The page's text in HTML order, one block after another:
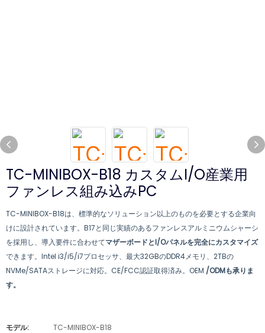
TC-MINIBOX-B18 カスタムI/O産業用
ファンレス組み込みPC
TC-MINIBOX-B18は、標準的なソリューション以上のものを必要とする企業向
けに設計されています。B17と同じ実績のあるファンレスアルミニウムシャーシ
を採用し、導入要件に合わせてマザーボードとI/Oパネルを完全にカスタマイズ
できます。Intel i3/i5/i7プロセッサ、最大32GBのDDR4メモリ、2TBの
NVMe/SATAストレージに対応。CE/FCC認証取得済み。OEM /ODMも承りま
す。
モデル:
TC-MINIBOX-B18